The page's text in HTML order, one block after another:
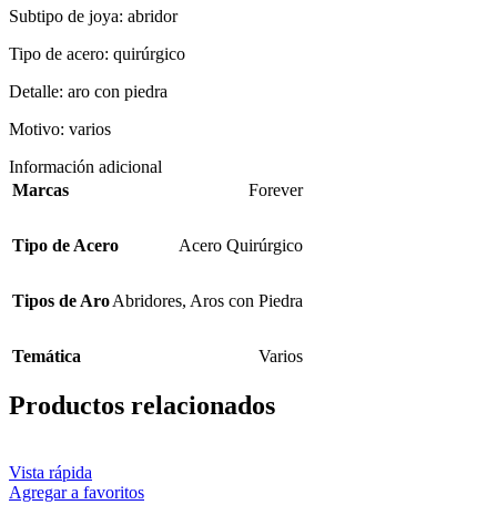
Subtipo de joya: abridor
Tipo de acero: quirúrgico
Detalle: aro con piedra
Motivo: varios
Información adicional
Marcas
Forever
Tipo de Acero Acero Quirúrgico
Tipos de AroAbridores, Aros con Piedra
Temática Varios
Productos relacionados
Vista rápida
Agregar a favoritos